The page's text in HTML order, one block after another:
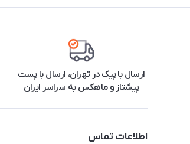
ارسال با پیک در تهران، ارسال با پست
پیشتاز و ماهکس به سراسر ایران
اطلاعات تماس